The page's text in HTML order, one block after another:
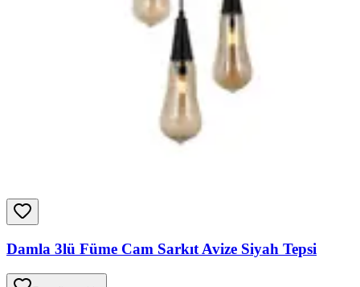
Damla 3lü Füme Cam Sarkıt Avize Siyah Tepsi